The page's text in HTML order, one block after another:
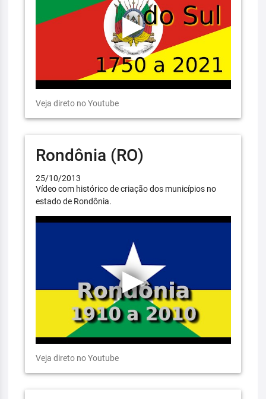
Veja direto no Youtube
Rondônia (RO)
25/10/2013
Vídeo com histórico de criação dos municípios no
estado de Rondônia.
Veja direto no Youtube